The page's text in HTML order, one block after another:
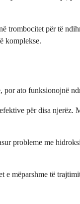
trombocitet për të
komplekse.
ato funksionojnë
për disa
probleme me
mëparshme të